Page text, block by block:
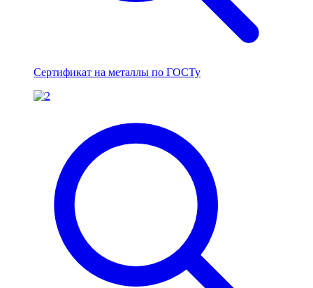
Сертификат на металлы по ГОСТу